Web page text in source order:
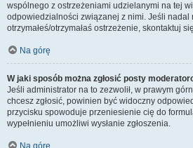
wspólnego z ostrzeżeniami udzielanymi na tej
odpowiedzialności związanej z nimi. Jeśli nadal
otrzymałeś/otrzymałaś ostrzeżenie, skontaktuj
Na górę
W jaki sposób można zgłosić posty
Jeśli administrator na to zezwolił, w prawym
chcesz zgłosić, powinien być widoczny
przycisku spowoduje przeniesienie cię do
wypełnieniu umożliwi wysłanie zgłoszenia.
Na górę